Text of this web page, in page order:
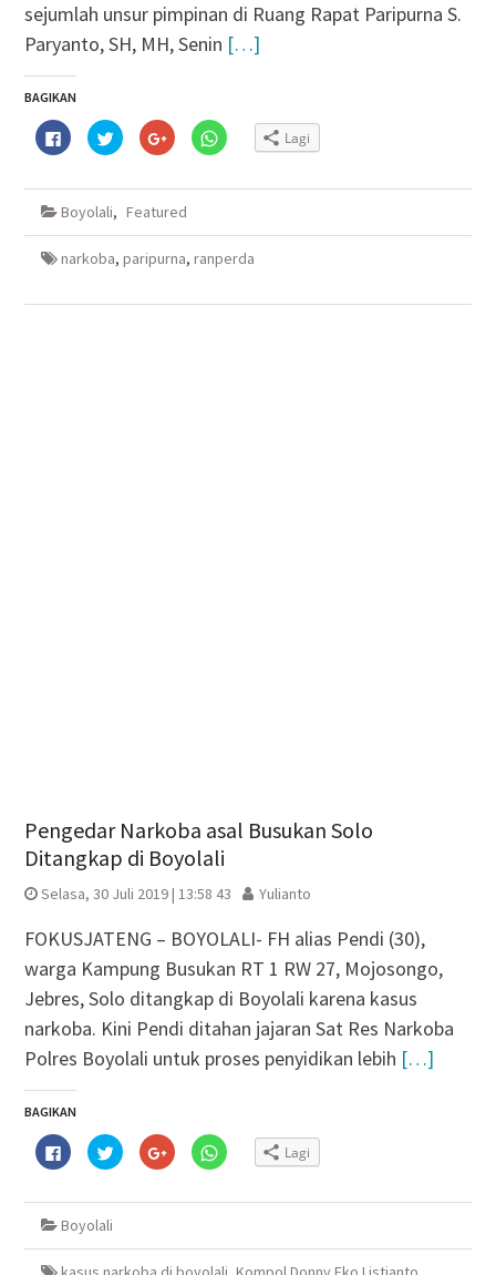
sejumlah unsur pimpinan di Ruang Rapat Paripurna S.
Paryanto, SH, MH, Senin […]
BAGIKAN
Klik
untuk
membagikan
Facebook(Membuka
jendela
yang
baru)
Klik
untuk
berbagi
Twitter(Membuka
jendela
baru)
Klik
untuk
berbagi
Google+
di
yang
baru)
Klik
untuk
WhatsApp(Membuka
baru)
Lagi
Boyolali, Featured
narkoba, paripurna, ranperda
Pengedar Narkoba asal Busukan Solo
Ditangkap di Boyolali
Selasa, 30 Juli 2019 | 13:58 43 Yulianto
FOKUSJATENG – BOYOLALI- FH alias Pendi (30),
warga Kampung Busukan RT 1 RW 27, Mojosongo,
Jebres, Solo ditangkap di Boyolali karena kasus
narkoba. Kini Pendi ditahan jajaran Sat Res Narkoba
Polres Boyolali untuk proses penyidikan lebih […]
BAGIKAN
Klik
untuk
membagikan
Facebook(Membuka
jendela
baru)
Klik
untuk
berbagi
Twitter(Membuka
baru)
Klik
untuk
berbagi
Google+
yang
baru)
Klik
untuk
WhatsApp(Membuka
baru)
Lagi
Boyolali